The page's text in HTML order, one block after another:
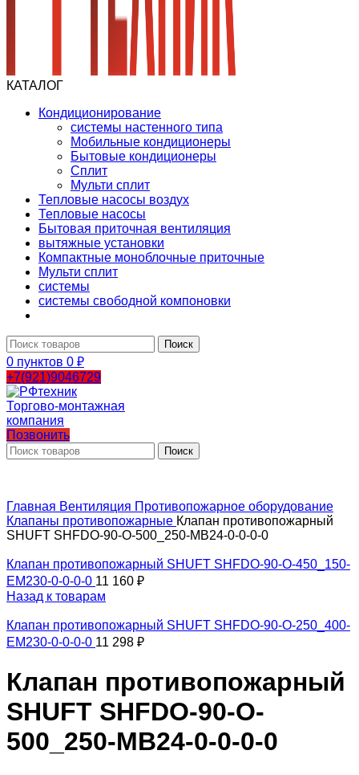
КАТАЛОГ
Кондиционирование
системы настенного типа
Мобильные кондиционеры
Бытовые кондиционеры
Сплит
Мульти сплит
Тепловые насосы воздух
Тепловые насосы
Бытовая приточная вентиляция
вытяжные установки
Компактные моноблочные приточные
Мульти сплит
системы
системы свободной компоновки
Поиск
0 пунктов 0 ₽
+7(921)9046729
Позвонить
Поиск
Главная Вентиляция Противопожарное оборудование
Клапаны противопожарные Клапан противопожарный
SHUFT SHFDO-90-O-500_250-MB24-0-0-0-0
Клапан противопожарный SHUFT SHFDO-90-O-450_150-
EM230-0-0-0-0 11 160 ₽
Назад к товарам
Клапан противопожарный SHUFT SHFDO-90-O-250_400-
EM230-0-0-0-0 11 298 ₽
Клапан противопожарный
SHUFT SHFDO-90-O-
500_250-MB24-0-0-0-0